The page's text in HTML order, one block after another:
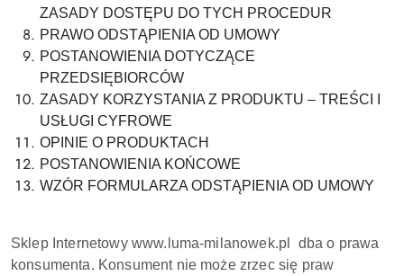
ZASADY DOSTĘPU DO TYCH PROCEDUR
PRAWO ODSTĄPIENIA OD UMOWY
POSTANOWIENIA DOTYCZĄCE
PRZEDSIĘBIORCÓW
ZASADY KORZYSTANIA Z PRODUKTU – TREŚCI I
USŁUGI CYFROWE
OPINIE O PRODUKTACH
POSTANOWIENIA KOŃCOWE
WZÓR FORMULARZA ODSTĄPIENIA OD UMOWY
Sklep Internetowy www.luma-milanowek.pl dba o prawa
konsumenta. Konsument nie może zrzec się praw